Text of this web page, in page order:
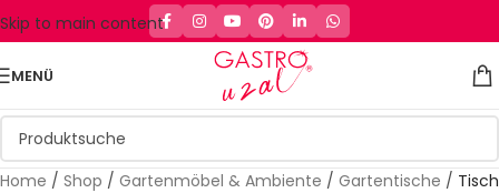
Skip to main content
MENÜ
Home / Shop / Gartenmöbel & Ambiente / Gartentische / Tisch